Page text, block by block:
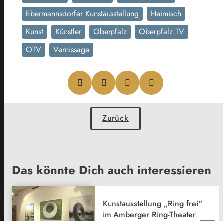
Ebermannsdorfer Kunstausstellung
Heimisch
Kunst
Künstler Oberpfalz
Oberpfalz TV
OTV
Vernissage
Zurück
Das könnte Dich auch interessieren
Kunstausstellung „Ring frei“
im Amberger Ring-Theater